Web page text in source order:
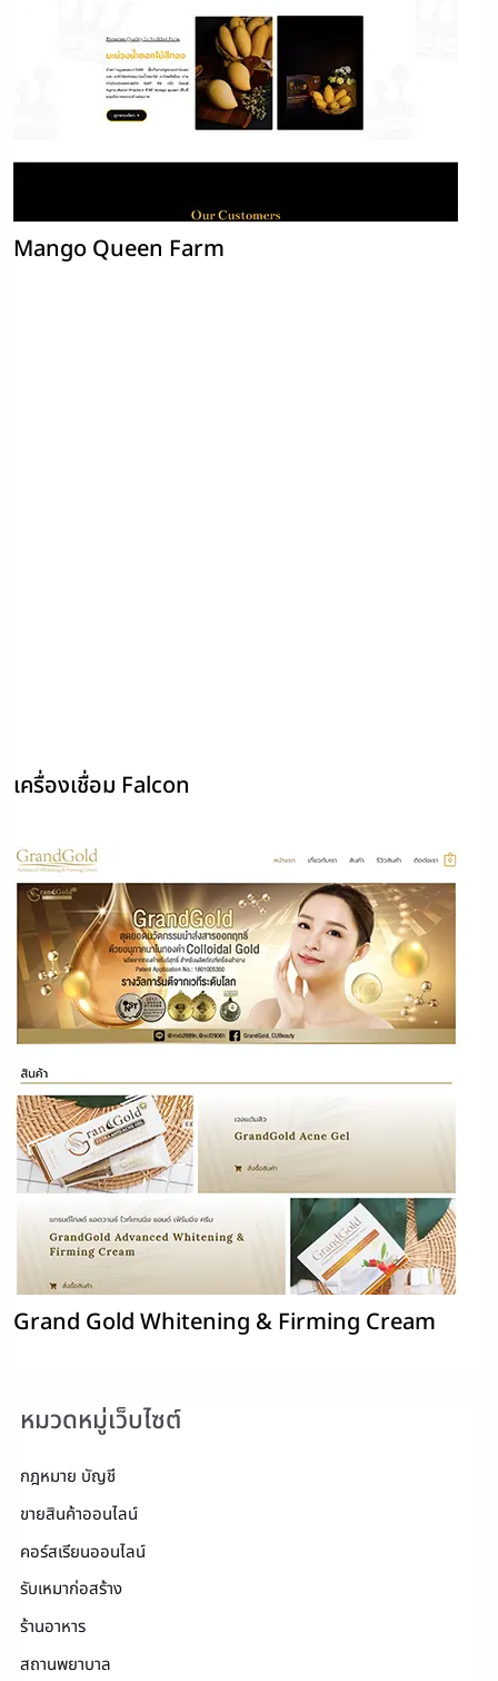
Mango Queen Farm
เครื่องเชื่อม Falcon
Grand Gold Whitening & Firming Cream
หมวดหมู่เว็บไซต์
กฎหมาย บัญชี
ขายสินค้าออนไลน์
คอร์สเรียนออนไลน์
รับเหมาก่อสร้าง
ร้านอาหาร
สถานพยาบาล